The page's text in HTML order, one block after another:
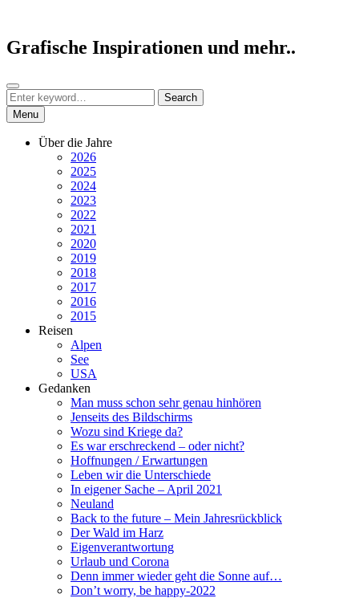
content
Grafische Inspirationen und mehr..
Search
Search
for:
Search
Menu
Über die Jahre
2026
2025
2024
2023
2022
2021
2020
2019
2018
2017
2016
2015
Reisen
Alpen
See
USA
Gedanken
Man muss schon sehr genau hinhören
Jenseits des Bildschirms
Wozu sind Kriege da?
Es war erschreckend – oder nicht?
Hoffnungen / Erwartungen
Leben wir die Unterschiede
In eigener Sache – April 2021
Neuland
Back to the future – Mein Jahresrückblick
Der Wald im Harz
Eigenverantwortung
Urlaub und Corona
Denn immer wieder geht die Sonne auf…
Don’t worry, be happy-2022